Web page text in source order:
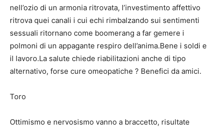
nell’ozio di un armonia ritrovata, l’investimento affettivo
ritrova quei canali i cui echi rimbalzando sui sentimenti
sessuali ritornano come boomerang a far gemere i
polmoni di un appagante respiro dell’anima.Bene i soldi e
il lavoro.La salute chiede riabilitazioni anche di tipo
alternativo, forse cure omeopatiche ? Benefici da amici.
Toro
Ottimismo e nervosismo vanno a braccetto, risultate